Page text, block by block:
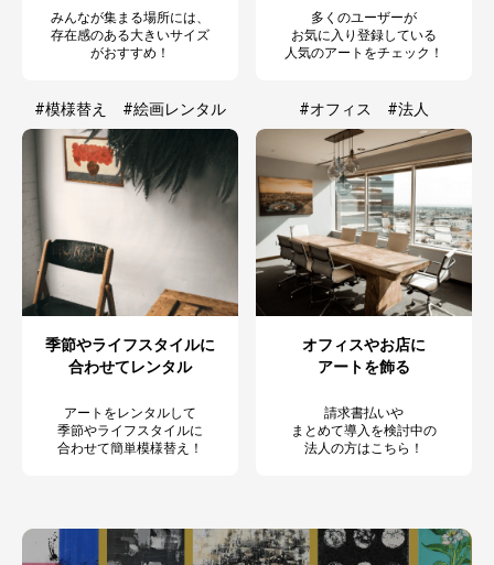
みんなが集まる場所には、
存在感のある大きいサイズ
がおすすめ！
多くのユーザーが
お気に入り登録している
人気のアートをチェック！
#模様替え #絵画レンタル
季節やライフスタイルに
合わせてレンタル
アートをレンタルして
季節やライフスタイルに
合わせて簡単模様替え！
#オフィス #法人
オフィスやお店に
アートを飾る
請求書払いや
まとめて導入を検討中の
法人の方はこちら！